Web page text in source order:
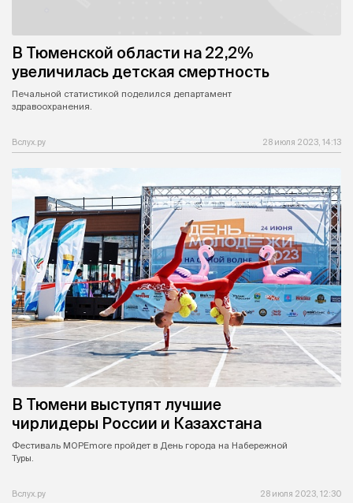
В Тюменской области на 22,2%
увеличилась детская смертность
Печальной статистикой поделился департамент
здравоохранения.
Вслух.ру 28 июля 2023, 14:13
В Тюмени выступят лучшие
чирлидеры России и Казахстана
Фестиваль МОРЕmore пройдет в День города на Набережной
Туры.
Вслух.ру 28 июля 2023, 12:30